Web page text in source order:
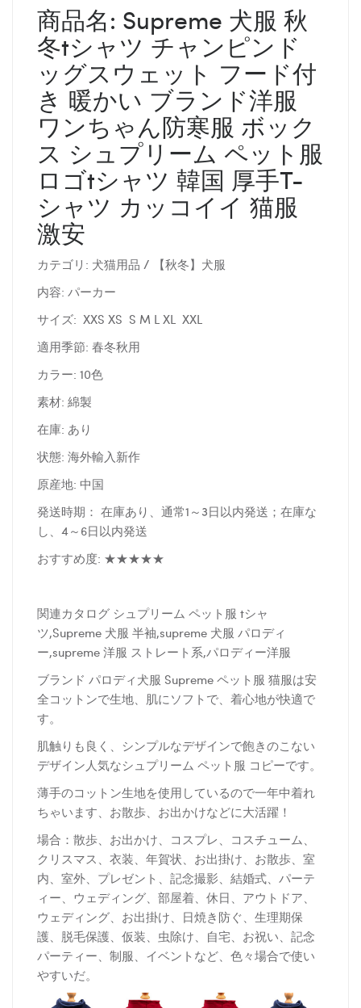
商品名: Supreme 犬服 秋
冬tシャツ チャンピンド
ッグスウェット フード付
き 暖かい ブランド洋服
ワンちゃん防寒服 ボック
ス シュプリーム ペット服
ロゴtシャツ 韓国 厚手T-
シャツ カッコイイ 猫服
激安
カテゴリ: 犬猫用品 / 【秋冬】犬服
内容: パーカー
サイズ: XXS XS S M L XL XXL
適用季節: 春冬秋用
カラー: 10色
素材: 綿製
在庫: あり
状態: 海外輸入新作
原産地: 中国
発送時期： 在庫あり、通常1～3日以内発送；在庫な
し、4～6日以内発送
おすすめ度: ★★★★★
関連カタログ シュプリーム ペット服 tシャ
ツ,Supreme 犬服 半袖,supreme 犬服 パロディ
ー,supreme 洋服 ストレート系,パロディー洋服
ブランド パロディ犬服 Supreme ペット服 猫服は安
全コットンで生地、肌にソフトで、着心地が快適で
す。
肌触りも良く、シンプルなデザインで飽きのこない
デザイン人気なシュプリーム ペット服 コピーです。
薄手のコットン生地を使用しているので一年中着れ
ちゃいます、お散歩、お出かけなどに大活躍！
場合：散歩、お出かけ、コスプレ、コスチューム、
クリスマス、衣装、年賀状、お出掛け、お散歩、室
内、室外、プレゼント、記念撮影、結婚式、パーテ
ィー、ウェディング、部屋着、休日、アウトドア、
ウェディング、お出掛け、日焼き防ぐ、生理期保
護、脱毛保護、仮装、虫除け、自宅、お祝い、記念
パーティー、制服、イベントなど、色々場合で使い
やすいだ。